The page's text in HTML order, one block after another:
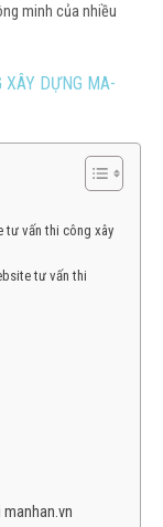
minh của nhiều
XÂY DỰNG MA-
tư vấn thi công xây
tư vấn thi